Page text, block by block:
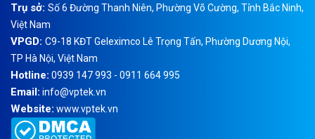
máy tính để bàn.
Cài đặt dễ dàng nhanh chóng
RUIJIE RG-ES126G-P-L được cài đặt chỉ bằng một cú nhấp chuột
cho cách ly cổng và điều khiển luồng thông minh nhanh chóng,
ngay cả khi không được quản lý PoE.
Phù hợp với những thiết bị khác nhau
Đối với RUIJIE RG-ES126G-P-L được tích hợp sẽn cho tất cả các
Trụ sở: Số 6 Đường Thanh Niên, Phường Võ Cường, Tỉnh Bắc Ninh,
Việt Nam
VPGD: C9-18 KĐT Geleximco Lê Trọng Tấn, Phường Dương Nội,
TP Hà Nội, Việt Nam
Hotline: 0939 147 993 - 0911 664 995
Email: info@vptek.vn
Website: www.vptek.vn